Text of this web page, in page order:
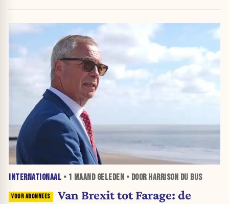
INTERNATIONAAL • 1 MAANDGELEDEN • DOOR HARRISON DU BUS
Van Brexit tot Farage: de